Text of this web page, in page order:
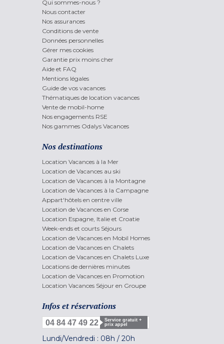
Qui sommes-nous ?
Nous contacter
Nos assurances
Conditions de vente
Données personnelles
Gérer mes cookies
Garantie prix moins cher
Aide et FAQ
Mentions légales
Guide de vos vacances
Thématiques de location vacances
Vente de mobil-home
Nos engagements RSE
Nos gammes Odalys Vacances
Nos destinations
Location Vacances à la Mer
Location de Vacances au ski
Location de Vacances à la Montagne
Location de Vacances à la Campagne
Appart'hôtels en centre ville
Location de Vacances en Corse
Location Espagne, Italie et Croatie
Week-ends et courts Séjours
Location de Vacances en Mobil Homes
Location de Vacances en Chalets
Location de Vacances en Chalets Luxe
Locations de dernières minutes
Location de Vacances en Promotion
Location Vacances Séjour en Groupe
Infos et réservations
04 84 47 49 22
Service gratuit +
prix appel
Lundi/Vendredi : 08h / 20h